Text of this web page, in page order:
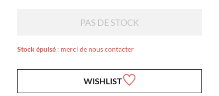
PAS DE STOCK
Stock épuisé : merci de nous contacter
WISHLIST